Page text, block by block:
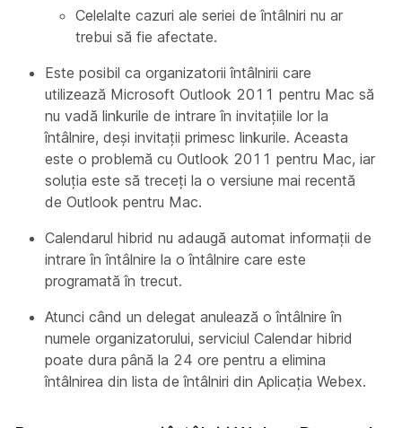
Celelalte cazuri ale seriei de întâlniri nu ar
trebui să fie afectate.
Este posibil ca organizatorii întâlnirii care
utilizează Microsoft Outlook 2011 pentru Mac să
nu vadă linkurile de intrare în invitațiile lor la
întâlnire, deși invitații primesc linkurile. Aceasta
este o problemă cu Outlook 2011 pentru Mac, iar
soluţia este să treceţi la o versiune mai recentă
de Outlook pentru Mac.
Calendarul hibrid nu adaugă automat informații de
intrare în întâlnire la o întâlnire care este
programată în trecut.
Atunci când un delegat anulează o întâlnire în
numele organizatorului, serviciul Calendar hibrid
poate dura până la 24 ore pentru a elimina
întâlnirea din lista de întâlniri din Aplicația Webex.